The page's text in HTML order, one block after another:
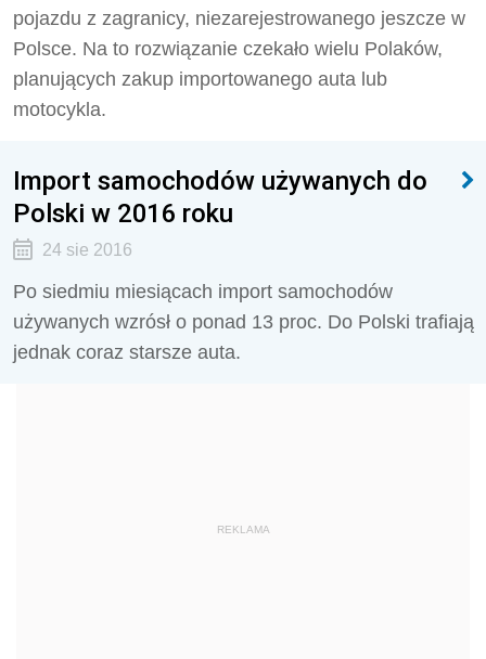
pojazdu z zagranicy, niezarejestrowanego jeszcze w
Polsce. Na to rozwiązanie czekało wielu Polaków,
planujących zakup importowanego auta lub
motocykla.
Import samochodów używanych do
Polski w 2016 roku
24 sie 2016
Po siedmiu miesiącach import samochodów
używanych wzrósł o ponad 13 proc. Do Polski trafiają
jednak coraz starsze auta.
REKLAMA